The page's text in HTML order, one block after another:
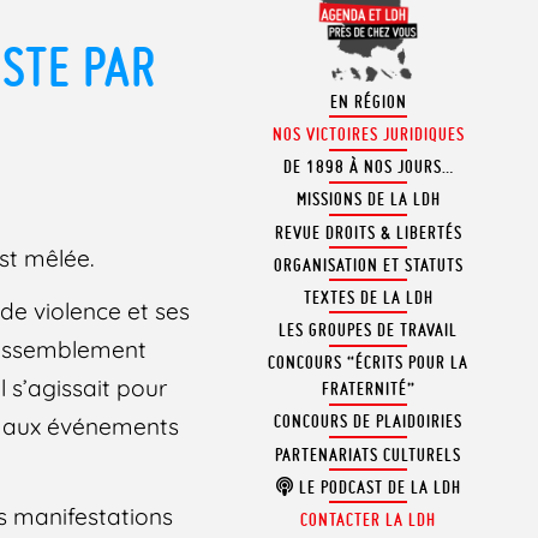
PAR
mêlée.
violence et ses
s’agissait pour
événements
manifestations
EN RÉGION
NOS VICTOIRES JURIDIQUES
DE 1898 À NOS JOURS…
MISSIONS DE LA LDH
REVUE DROITS & LIBERTÉS
ORGANISATION ET STATUTS
TEXTES DE LA LDH
LES GROUPES DE TRAVAIL
CONCOURS “ÉCRITS POUR LA
FRATERNITÉ”
CONCOURS DE PLAIDOIRIES
PARTENARIATS CULTURELS
LE PODCAST DE LA LDH
CONTACTER LA LDH